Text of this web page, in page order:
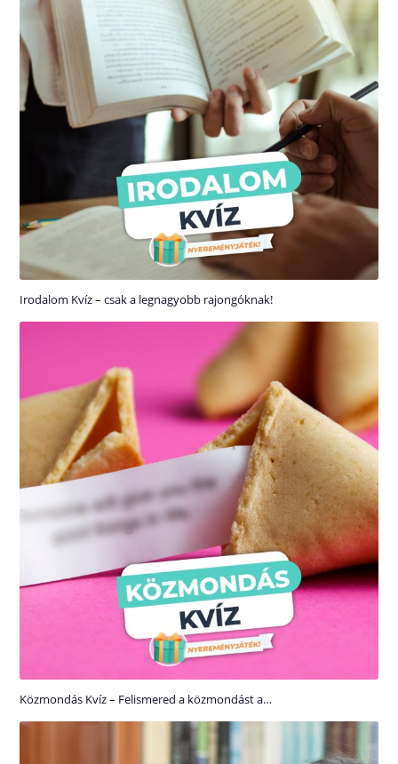
Irodalom Kvíz – csak a legnagyobb rajongóknak!
Közmondás Kvíz – Felismered a közmondást a…